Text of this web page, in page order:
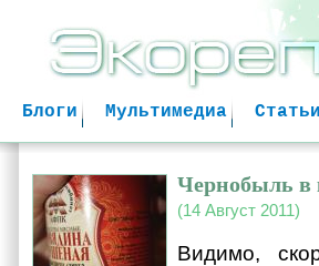
Статьи
Мультимедиа
Блоги
Чернобыль в
(14 Август 2011)
Видимо,